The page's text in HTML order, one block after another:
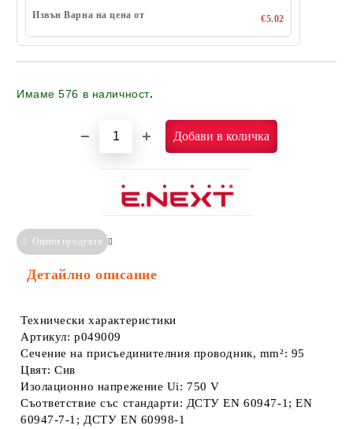
Извън Варна на цена от
€5.02
Имаме576 в наличност.
Оцени продукта
Детайлно описание
Технически характеристики
Артикул: p049009
Сечение на присъединителния проводник, mm²: 95
Цвят: Сив
Изолационно напрежение Ui: 750 V
Съответствие със стандарти: ДСТУ EN 60947-1; EN
60947-7-1; ДСТУ EN 60998-1